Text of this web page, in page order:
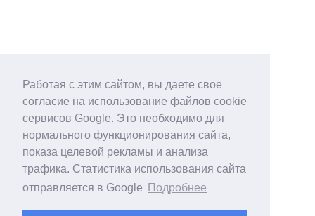
Работая с этим сайтом, вы даете свое
согласие на использование файлов cookie
сервисов Google. Это необходимо для
нормального функционирования сайта,
показа целевой рекламы и анализа
трафика. Статистика использования сайта
отправляется в Google
Подробнее